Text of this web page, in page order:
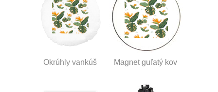
Okrúhly vankúš Magnet guľatý kov